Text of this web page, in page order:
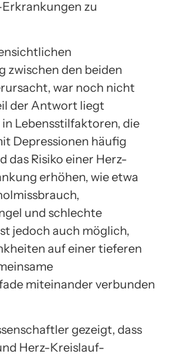
zu
zwischen den beiden
war noch nicht
der Antwort liegt
Lebensstilfaktoren, die
Depressionen häufig
das Risiko einer Herz-
erhöhen, wie etwa
und schlechte
jedoch auch möglich,
auf einer tieferen
miteinander verbunden
gezeigt, dass
Herz-Kreislauf-